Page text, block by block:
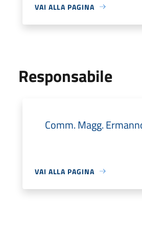
VAI ALLA PAGINA
Responsabile
Comm. Magg.
VAI ALLA PAGINA